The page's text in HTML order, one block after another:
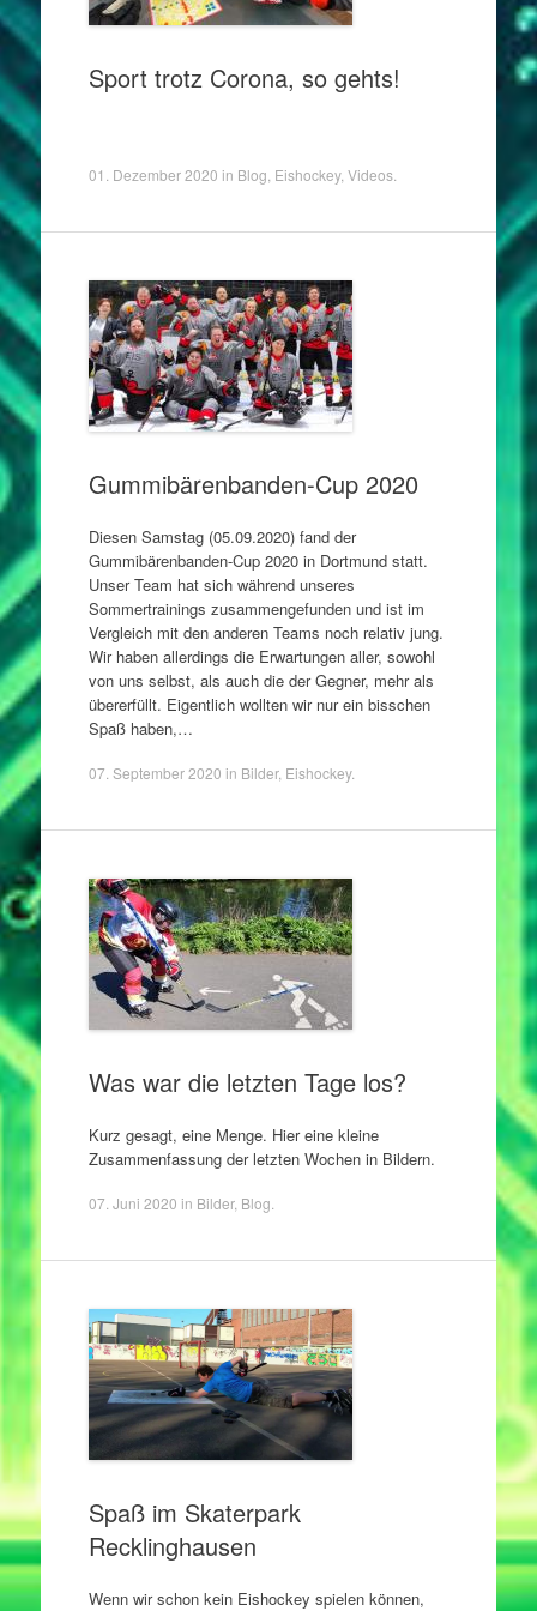
Sport trotz Corona, so gehts!
01. Dezember 2020 in Blog Eishockey, Videos.
Gummibärenbanden-Cup 2020
Diesen Samstag (05.09.2020) fand der
Gummibärenbanden-Cup 2020 in Dortmund statt.
Unser Team hat sich während unseres
Sommertrainings zusammengefunden und ist im
Vergleich mit den anderen Teams noch relativ jung.
Wir haben allerdings die Erwartungen aller, sowohl
von uns selbst, als auch die der Gegner, mehr als
übererfüllt. Eigentlich wollten wir nur ein bisschen
Spaß haben,…
07. September 2020 in Bilder, Eishockey.
Was war die letzten Tage los?
Kurz gesagt, eine Menge. Hier eine kleine
Zusammenfassung der letzten Wochen in Bildern.
07. Juni 2020 in Bilder, Blog
Spaß im Skaterpark
Recklinghausen
Wenn wir schon kein Eishockey spielen können,